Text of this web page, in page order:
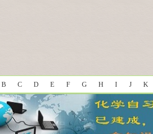
B C D E F G H I J K